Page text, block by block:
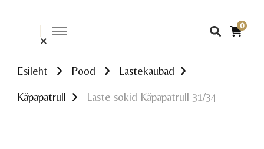
0
Esileht Pood Lastekaubad
Käpapatrull Laste sokid Käpapatrull 31/34